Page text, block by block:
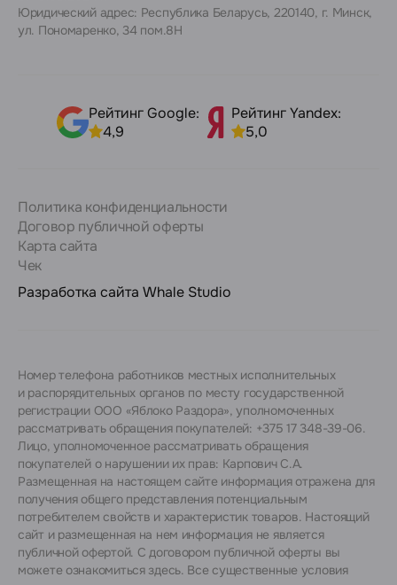
Юридический адрес: Республика Беларусь, 220140, г. Минск,
ул. Пономаренко, 34 пом.8Н
Рейтинг Google:
4,9
Рейтинг Yandex:
5,0
Политика конфиденциальности
Договор публичной оферты
Карта сайта
Чек
Разработка сайта Whale Studio
Номер телефона работников местных исполнительных
и распорядительных органов по месту государственной
регистрации ООО «Яблоко Раздора», уполномоченных
рассматривать обращения покупателей: +375 17 348-39-06.
Лицо, уполномоченное рассматривать обращения
покупателей о нарушении их прав: Карпович С.А.
Размещенная на настоящем сайте информация отражена для
получения общего представления потенциальным
потребителем свойств и характеристик товаров. Настоящий
сайт и размещенная на нем информация не является
публичной офертой. С договором публичной оферты вы
можете ознакомиться здесь. Все существенные условия